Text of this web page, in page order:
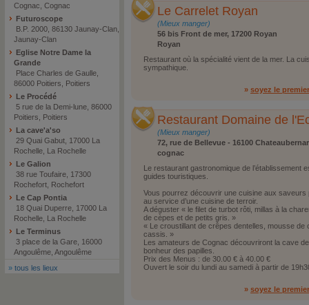
Cognac, Cognac
Futuroscope
B.P. 2000, 86130 Jaunay-Clan,
Jaunay-Clan
Eglise Notre Dame la
Grande
Place Charles de Gaulle,
86000 Poitiers, Poitiers
Le Procédé
5 rue de la Demi-lune, 86000
Poitiers, Poitiers
La cave'a'so
29 Quai Gabut, 17000 La
Rochelle, La Rochelle
Le Galion
38 rue Toufaire, 17300
Rochefort, Rochefort
Le Cap Pontia
18 Quai Duperre, 17000 La
Rochelle, La Rochelle
Le Terminus
3 place de la Gare, 16000
Angoulême, Angoulême
» tous les lieux
Le Carrelet Royan
(Mieux manger)
56 bis Front de mer, 17200 Royan
Royan
Restaurant où la spécialité vient de la mer. La
sympathique.
» soyez le
Restaurant Domaine de
(Mieux manger)
72, rue de Bellevue - 16100
cognac
Le restaurant gastronomique de l’établissement
guides touristiques.
Vous pourrez découvrir une cuisine aux saveurs
au service d’une cuisine de terroir.
A déguster « le filet de turbot rôti, millas à la
de cèpes et de petits gris. »
« Le croustillant de crêpes dentelles, mousse de
cassis. »
Les amateurs de Cognac découvriront la cave
bonheur des papilles.
Prix des Menus : de 30.00 € à 40.00 €
Ouvert le soir du lundi au samedi à partir de
» soyez le